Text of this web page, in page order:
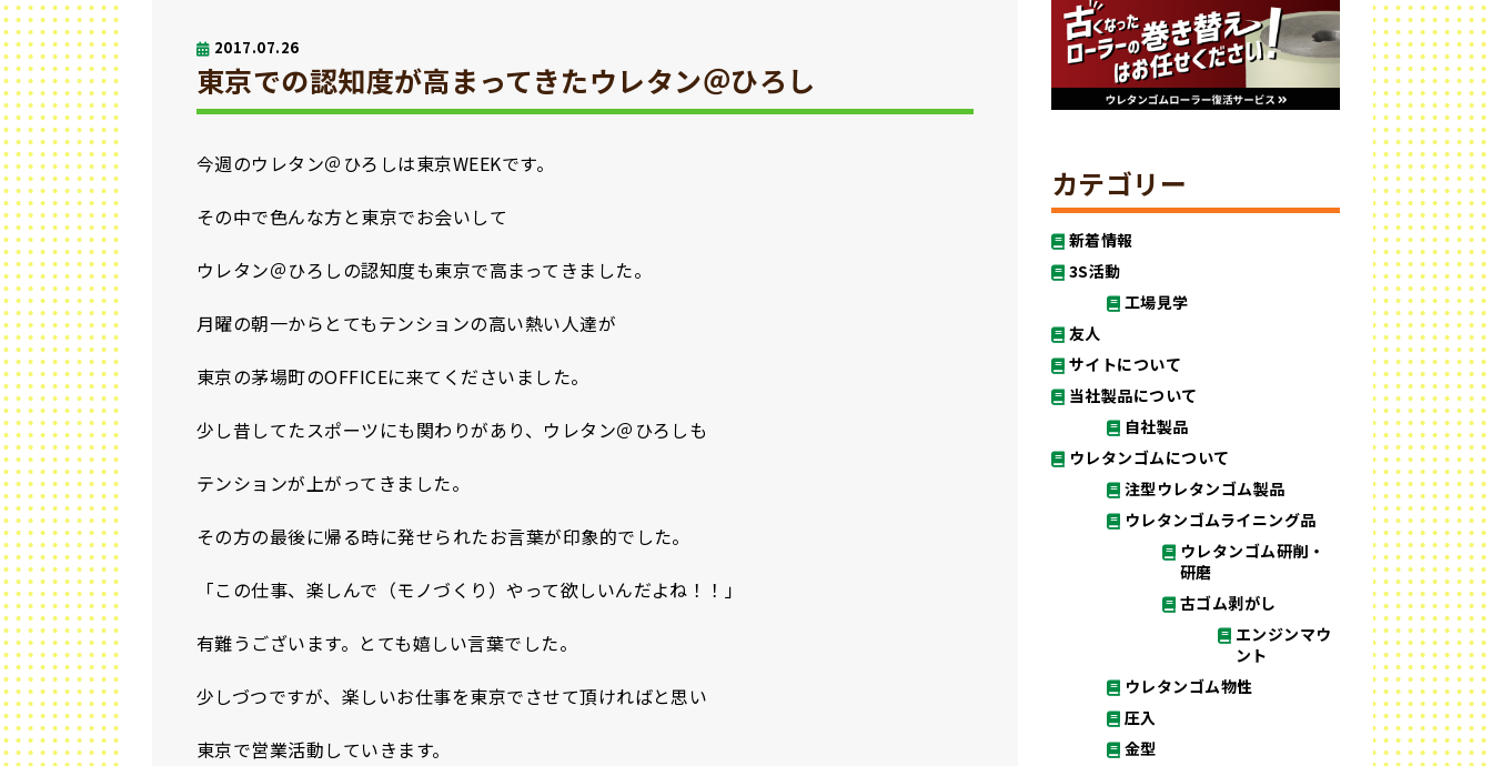
2017.07.26
東京での認知度が高まってきたウレタン＠ひろし
今週のウレタン＠ひろしは東京WEEKです。
その中で色んな方と東京でお会いして
ウレタン＠ひろしの認知度も東京で高まってきました。
月曜の朝一からとてもテンションの高い熱い人達が
東京の茅場町のOFFICEに来てくださいました。
少し昔してたスポーツにも関わりがあり、ウレタン＠ひろしも
テンションが上がってきました。
その方の最後に帰る時に発せられたお言葉が印象的でした。
「この仕事、楽しんで（モノづくり）やって欲しいんだよね！！」
有難うございます。とても嬉しい言葉でした。
少しづつですが、楽しいお仕事を東京でさせて頂ければと思い
東京で営業活動していきます。
カテゴリー
新着情報
3S活動
工場見学
友人
サイトについて
当社製品について
自社製品
ウレタンゴムについて
注型ウレタンゴム製品
ウレタンゴムライニング品
ウレタンゴム研削・
研磨
古ゴム剥がし
エンジンマウ
ント
ウレタンゴム物性
圧入
金型